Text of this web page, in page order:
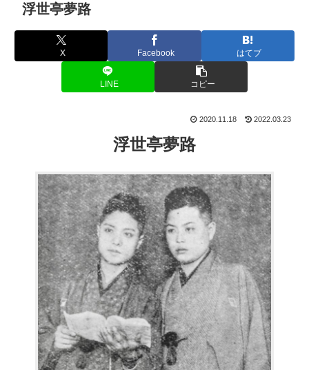
浮世亭夢路
X Facebook はてブ
LINE コピー
2020.11.18 2022.03.23
浮世亭夢路